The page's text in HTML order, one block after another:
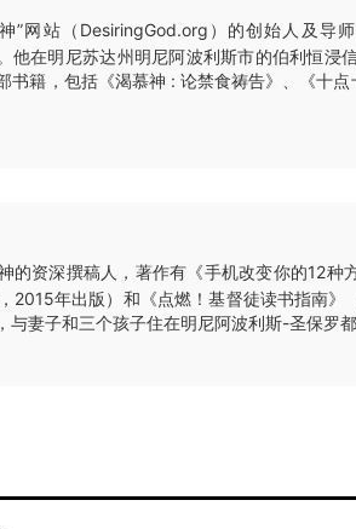
神”网站（DesiringGod.org）的创始人及导
他在明尼苏达州明尼阿波利斯市的伯利恒浸
书籍，包括《渴慕神 : 论禁食祷告》、《十
神的资深撰稿人，著作有《手机改变你的12种
2015年出版）和《点燃！基督徒读书指南》
妻子和三个孩子住在明尼阿波利斯-圣保罗都